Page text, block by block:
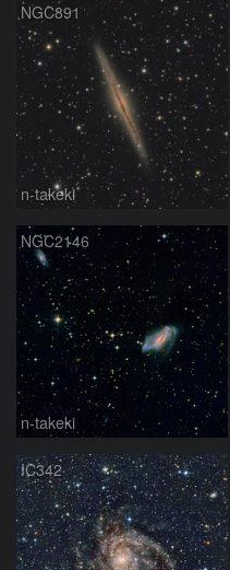
NGC891
n-takeki
NGC2146
n-takeki
IC342